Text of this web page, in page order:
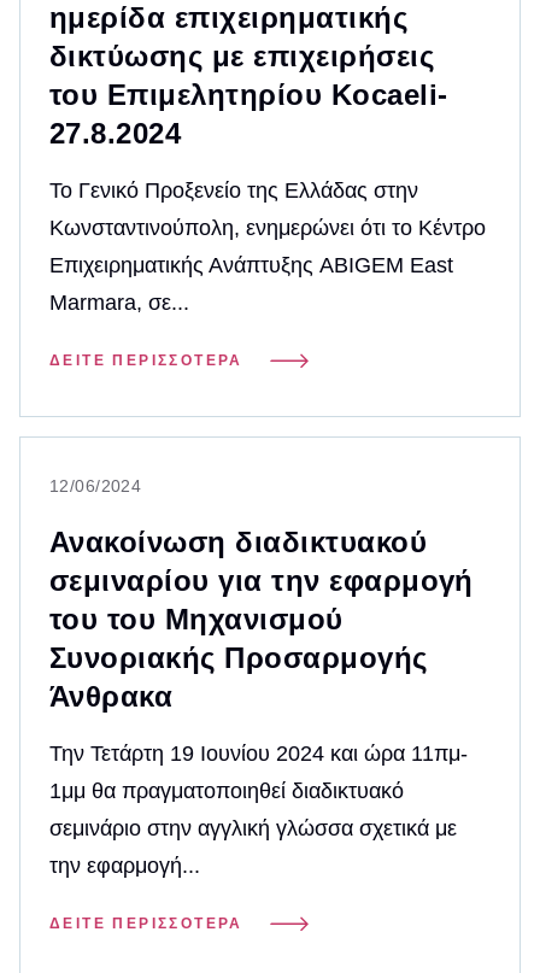
ημερίδα επιχειρηματικής
δικτύωσης με επιχειρήσεις
του Επιμελητηρίου Kocaeli-
27.8.2024
Το Γενικό Προξενείο της Ελλάδας στην
Κωνσταντινούπολη, ενημερώνει ότι το Κέντρο
Επιχειρηματικής Ανάπτυξης ABIGEM East
Marmara, σε...
ΔΕΊΤΕ ΠΕΡΙΣΣΌΤΕΡΑ
12/06/2024
Ανακοίνωση διαδικτυακού
σεμιναρίου για την εφαρμογή
του του Μηχανισμού
Συνοριακής Προσαρμογής
Άνθρακα
Την Τετάρτη 19 Ιουνίου 2024 και ώρα 11πμ-
1μμ θα πραγματοποιηθεί διαδικτυακό
σεμινάριο στην αγγλική γλώσσα σχετικά με
την εφαρμογή...
ΔΕΊΤΕ ΠΕΡΙΣΣΌΤΕΡΑ